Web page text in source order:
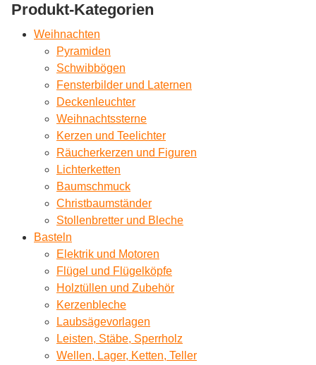
Produkt-Kategorien
Weihnachten
Pyramiden
Schwibbögen
Fensterbilder und Laternen
Deckenleuchter
Weihnachtssterne
Kerzen und Teelichter
Räucherkerzen und Figuren
Lichterketten
Baumschmuck
Christbaumständer
Stollenbretter und Bleche
Basteln
Elektrik und Motoren
Flügel und Flügelköpfe
Holztüllen und Zubehör
Kerzenbleche
Laubsägevorlagen
Leisten, Stäbe, Sperrholz
Wellen, Lager, Ketten, Teller